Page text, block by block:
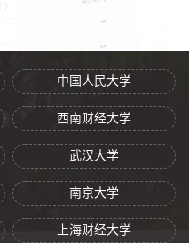
中国人民大学
西南财经大学
武汉大学
南京大学
上海财经大学